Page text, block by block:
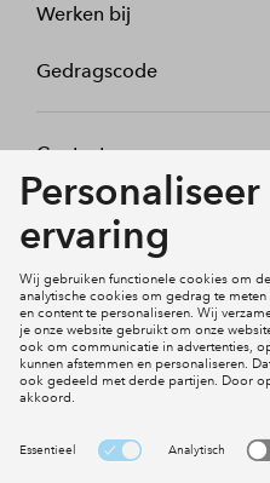
Werken bij
Gedragscode
Contact
Mijn profiel
Social Media